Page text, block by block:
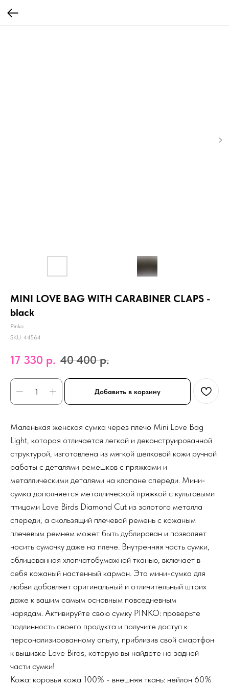
MINI LOVE BAG WITH CARABINER CLAPS -
black
Pinko
SKU: 44564
17 330 р. 40 400 р.
Добавить в корзину
Маленькая женская сумка через плечо Mini Love Bag
Light, которая отличается легкой и деконструированной
структурой, изготовлена из мягкой шелковой кожи ручной
работы с деталями ремешков с пряжками и
металлическими деталями на клапане спереди. Мини-
сумка дополняется металлической пряжкой с культовыми
птицами Love Birds Diamond Cut из золотого металла
спереди, а скользящий плечевой ремень с кожаным
плечевым ремнем может быть дублирован и позволяет
носить сумочку даже на плече. Внутренняя часть сумки,
облицованная хлопчатобумажной тканью, включает в
себя кожаный настенный карман. Эта мини-сумка для
любви добавляет оригинальный и отличительный штрих
даже к вашим самым основным повседневным
нарядам. Активируйте свою сумку PINKO: проверьте
подлинность своего продукта и получите доступ к
персонализированному опыту, приблизив свой смартфон
к вышивке Love Birds, которую вы найдете на задней
части сумки!
Кожа: коровья кожа 100% - внешняя ткань: нейлон 60%